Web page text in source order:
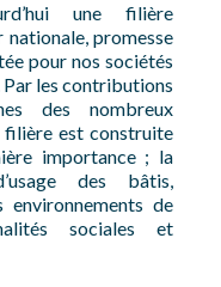
une filière
nationale, promesse
pour nos sociétés
Par les contributions
des nombreux
est construite
importance ; la
des bâtis,
environnements de
sociales et